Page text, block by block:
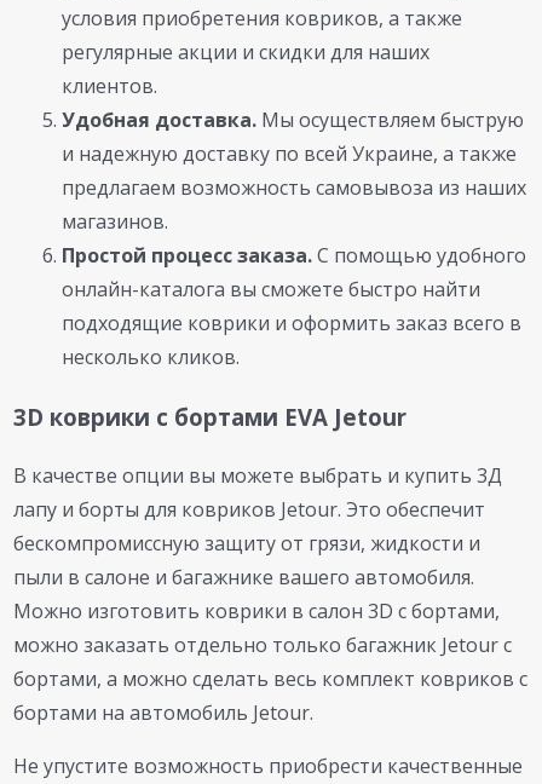
условия приобретения ковриков, а также
регулярные акции и скидки для наших
клиентов.
Удобная доставка. Мы осуществляем быструю
и надежную доставку по всей Украине, а также
предлагаем возможность самовывоза из наших
магазинов.
Простой процесс заказа.С помощью удобного
онлайн-каталога вы сможете быстро найти
подходящие коврики и оформить заказ всего в
несколько кликов.
3D коврики с бортами EVA Jetour
В качестве опции вы можете выбрать и купить 3Д
лапу и борты для ковриков Jetour. Это обеспечит
бескомпромиссную защиту от грязи, жидкости и
пыли в салоне и багажнике вашего автомобиля.
Можно изготовить коврики в салон 3D с бортами,
можно заказать отдельно только багажник Jetour с
бортами, а можно сделать весь комплект ковриков с
бортами на автомобиль Jetour.
Не упустите возможность приобрести качественные